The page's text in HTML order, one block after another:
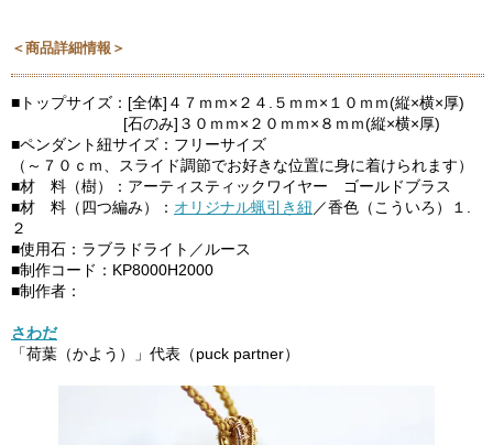
＜商品詳細情報＞
■トップサイズ：[全体]４７ｍｍ×２４.５ｍｍ×１０ｍｍ(縦×横×厚)
[石のみ]３０ｍｍ×２０ｍｍ×８ｍｍ(縦×横×厚)
■ペンダント紐サイズ：フリーサイズ
（～７０ｃｍ、スライド調節でお好きな位置に身に着けられます）
■材 料（樹）：アーティスティックワイヤー ゴールドブラス
■材 料（四つ編み）： オリジナル蝋引き紐 ／香色（こういろ）１.
２
■使用石：ラブラドライト／ルース
■制作コード：KP8000H2000
■制作者：
さわだ
「荷葉（かよう）」代表（puck partner）